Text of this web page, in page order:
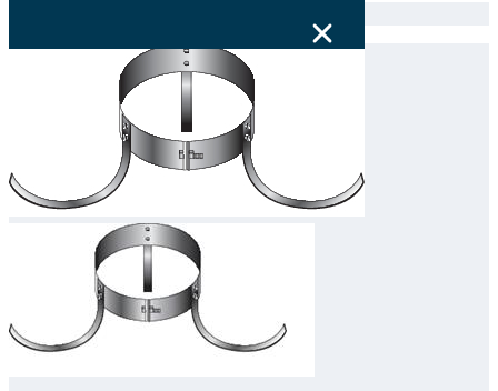
Assortiment
Oplossingen
Downloads
Academy